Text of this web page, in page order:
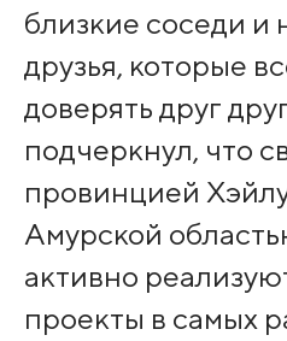
близкие соседи и
друзья, которые
доверять друг
подчеркнул, что
провинцией
Амурской
активно
проекты в самых